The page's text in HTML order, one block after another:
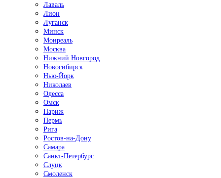
Лаваль
Лион
Луганск
Минск
Монреаль
Москва
Нижний Новгород
Новосибирск
Нью-Йорк
Николаев
Одесса
Омск
Париж
Пермь
Рига
Ростов-на-Дону
Самара
Санкт-Петербург
Слуцк
Смоленск